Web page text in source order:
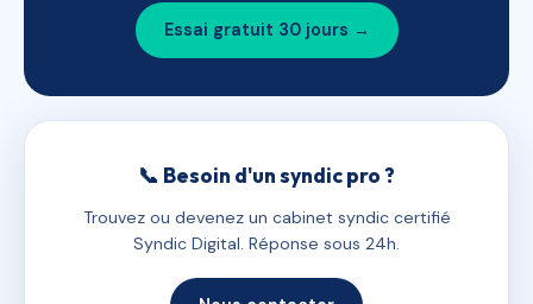
Essai gratuit 30 jours →
📞 Besoin d'un syndic pro ?
Trouvez ou devenez un cabinet syndic certifié
Syndic Digital. Réponse sous 24h.